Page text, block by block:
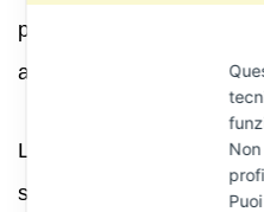
probatorio resta a
all’art. 2697 c.c. .
L’orientamento è stato
successive, tra cui